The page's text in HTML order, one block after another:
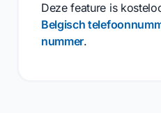
Deze feature is
Belgisch
nummer.